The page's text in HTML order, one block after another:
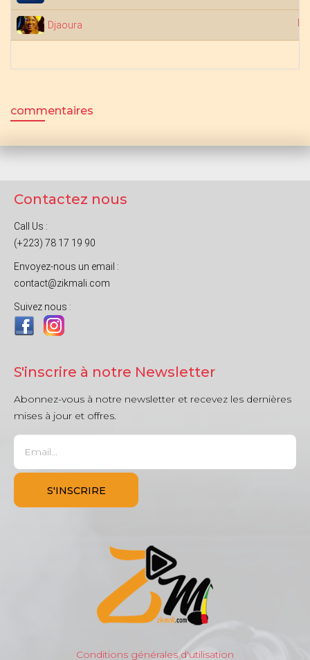
Djaoura
commentaires
Contactez nous
Call Us :
(+223) 78 17 19 90
Envoyez-nous un email :
contact@zikmali.com
Suivez nous :
S'inscrire à notre Newsletter
Abonnez-vous à notre newsletter et recevez les dernières
mises à jour et offres.
Conditions générales d'utilisation